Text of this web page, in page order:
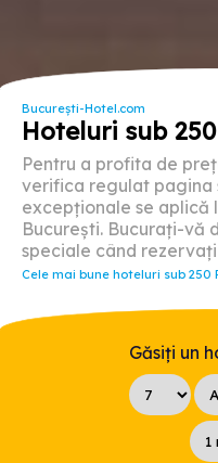
București-Hotel.com
Hoteluri sub
Pentru a profita de
verifica regulat pagina
excepționale se aplică
București. Bucurați-vă
speciale când
Cele mai bune hoteluri sub 250
Găsiți un